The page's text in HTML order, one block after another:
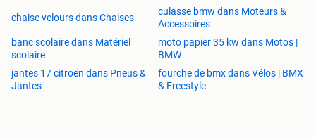
chaise velours dans Chaises
culasse bmw dans Moteurs &
Accessoires
banc scolaire dans Matériel
scolaire
moto papier 35 kw dans Motos |
BMW
jantes 17 citroën dans Pneus &
Jantes
fourche de bmx dans Vélos | BMX
& Freestyle